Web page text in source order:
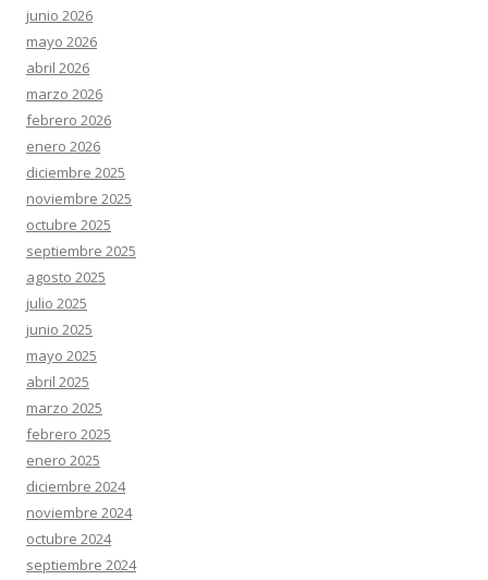
junio 2026
mayo 2026
abril 2026
marzo 2026
febrero 2026
enero 2026
diciembre 2025
noviembre 2025
octubre 2025
septiembre 2025
agosto 2025
julio 2025
junio 2025
mayo 2025
abril 2025
marzo 2025
febrero 2025
enero 2025
diciembre 2024
noviembre 2024
octubre 2024
septiembre 2024